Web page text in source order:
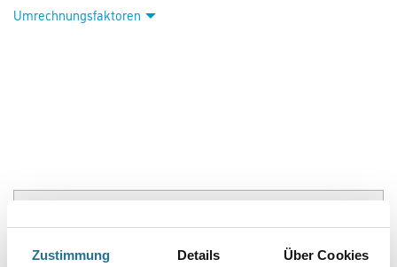
Zustimmung Details Über Cookies
Kluthe Lösol 80 6,0 lt Spezialbenzin
Art-Nr.:1008-000084
Geruchsneutrales Entfettungs- und Reinigungsmittel.